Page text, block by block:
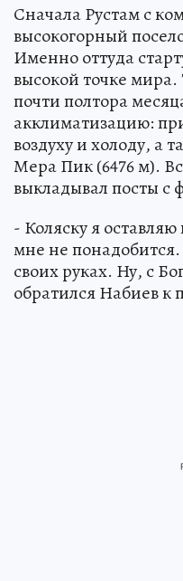
Сначала Рустам с
высокогорный
Именно оттуда
высокой точке
почти полтора
акклиматизацию:
воздуху и холоду, а
Мера Пик (6476 м).
выкладывал посты с
- Коляску я
мне не
своих руках. Ну, с
обратился Набиев к